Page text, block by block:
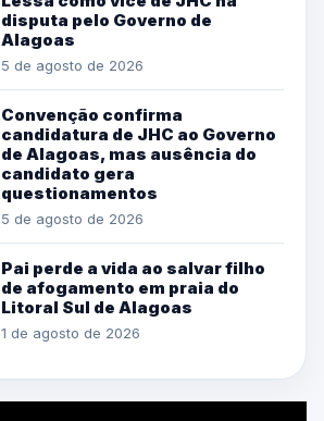
disputa pelo Governo de
Alagoas
5 de agosto de 2026
Convenção confirma
candidatura de JHC ao Governo
de Alagoas, mas ausência do
candidato gera
questionamentos
5 de agosto de 2026
Pai perde a vida ao salvar filho
de afogamento em praia do
Litoral Sul de Alagoas
1 de agosto de 2026